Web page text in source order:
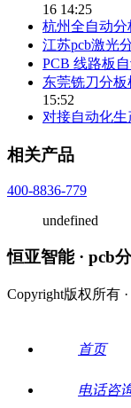
16 14:25
杭州全自动
江苏pcb激光
PCB 线路板
东莞铣刀分
15:52
对接自动化
相关产品
400-8836-779
undefined
恒亚智能 · pcb
Copyright版权所有
首页
电话咨